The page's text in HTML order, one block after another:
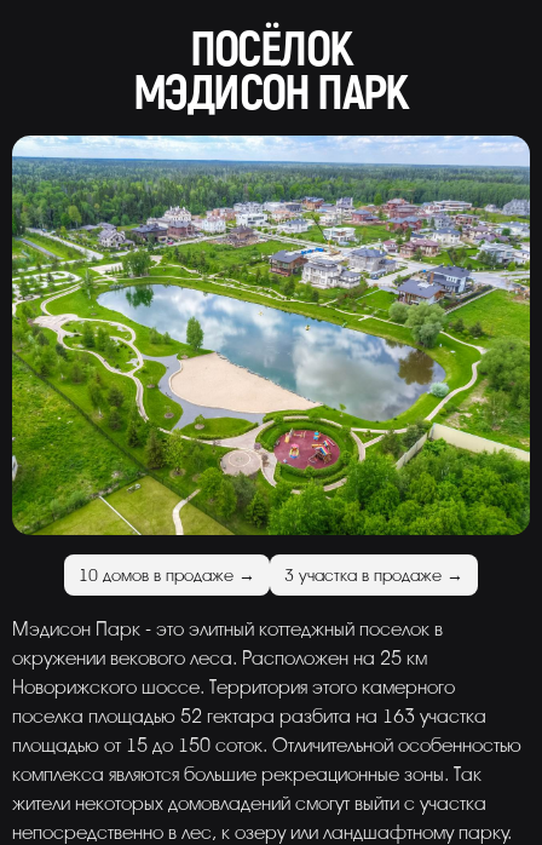
ПОСЁЛОК
МЭДИСОН ПАРК
10 домов в продаже → 3 участка в продаже →
Мэдисон Парк - это элитный коттеджный поселок в
окружении векового леса. Расположен на 25 км
Новорижского шоссе. Территория этого камерного
поселка площадью 52 гектара разбита на 163 участка
площадью от 15 до 150 соток. Отличительной особенностью
комплекса являются большие рекреационные зоны. Так
жители некоторых домовладений смогут выйти с участка
непосредственно в лес, к озеру или ландшафтному парку.